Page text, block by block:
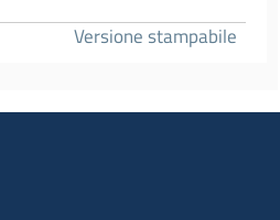
Versione stampabile